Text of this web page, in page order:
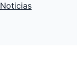
Noticias